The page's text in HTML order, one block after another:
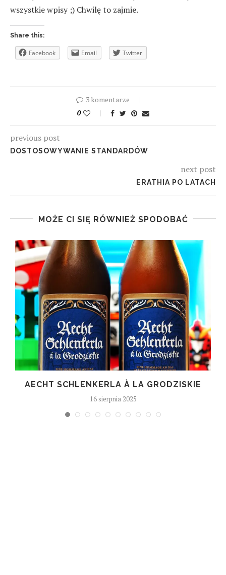
wszystkie wpisy ;) Chwilę to zajmie.
Share this:
Facebook Email Twitter
3 komentarze
0
previous post
DOSTOSOWYWANIE STANDARDÓW
next post
ERATHIA PO LATACH
MOŻE CI SIĘ RÓWNIEŻ SPODOBAĆ
AECHT SCHLENKERLA À LA GRODZISKIE
16 sierpnia 2025